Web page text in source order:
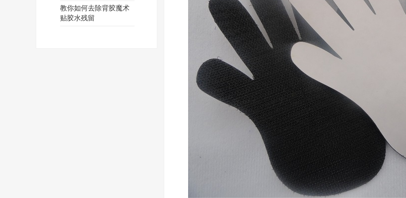
教你如何去除背胶魔术
贴胶水残留